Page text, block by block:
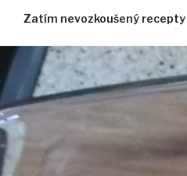
Zatím nevozkoušený recepty